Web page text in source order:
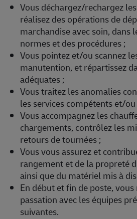
Vous déchargez/rechargez
réalisez des opérations de
marchandise avec soin, dans
normes et des procédures ;
Vous pointez et/ou scannez
manutention, et répartissez
adéquates ;
Vous traitez les anomalies
les services compétents et/
Vous accompagnez les
chargements, contrôlez les
retours de tournées ;
Vous vous assurez et
rangement et de la propreté
ainsi que du matériel mis à
En début et fin de poste,
passation avec les équipes
suivantes.